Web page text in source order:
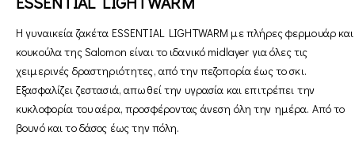
Η γυναικεία ζακέτα ESSENTIAL LIGHTWARM με πλήρες φερμουάρ και
κουκούλα της Salomon είναι το ιδανικό midlayer για όλες τις
χειμερινές δραστηριότητες, από την πεζοπορία έως το σκι.
Εξασφαλίζει ζεστασιά, απωθεί την υγρασία και επιτρέπει την
κυκλοφορία του αέρα, προσφέροντας άνεση όλη την ημέρα. Από το
βουνό και το δάσος έως την πόλη.